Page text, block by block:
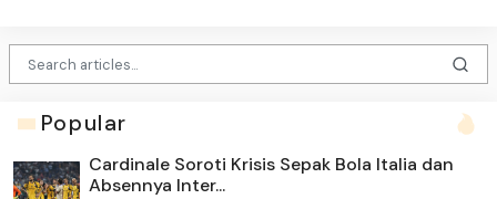
Popular
Cardinale Soroti Krisis Sepak Bola Italia dan
Absennya Inter...